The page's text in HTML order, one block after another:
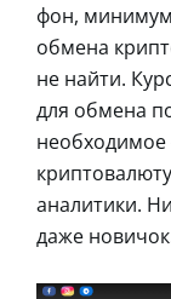
фон, минимум
обмена
не найти.
для обмена
аналитики.
даже